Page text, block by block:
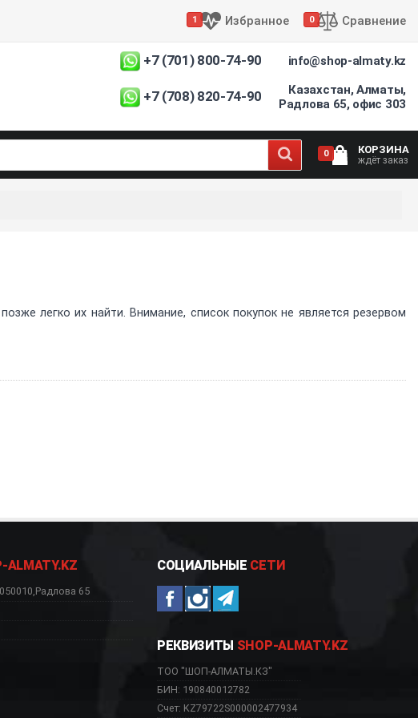
1 Избранное 0 Сравнение
+7 (701) 800-74-90
+7 (708) 820-74-90
info@shop-almaty.kz
Казахстан, Алматы,
Радлова 65, офис 303
0 КОРЗИНА
ждёт заказ
легко их найти. Внимание, список покупок не является резервом
ALMATY.KZ
050010,Радлова 65
СОЦИАЛЬНЫЕ СЕТИ
РЕКВИЗИТЫ SHOP-ALMATY.KZ
ТОО "ШОП-АЛМАТЫ.КЗ"
БИН: 190840012782
Счет: KZ79722S000002477934